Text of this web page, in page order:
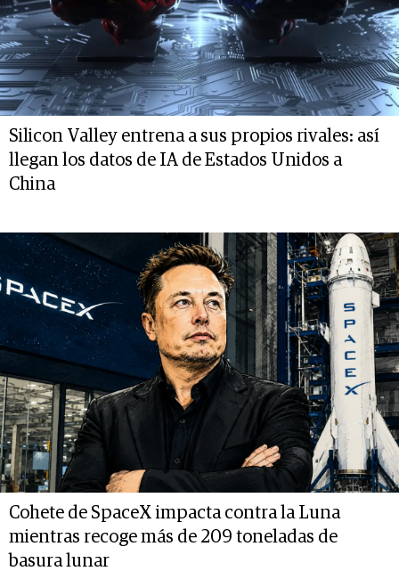
Silicon Valley entrena a sus propios rivales: así
llegan los datos de IA de Estados Unidos a
China
Cohete de SpaceX impacta contra la Luna
mientras recoge más de 209 toneladas de
basura lunar